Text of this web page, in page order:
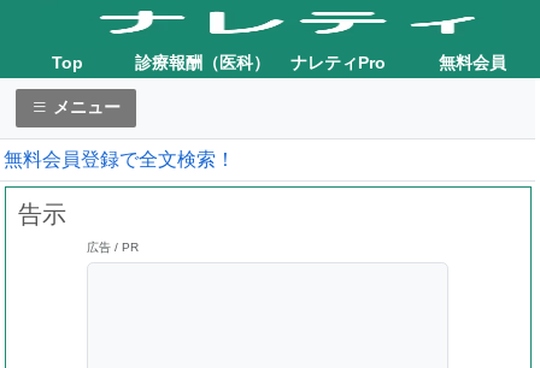
Top 診療報酬（医科） ナレティPro 無料会員
メニュー
無料会員登録で全文検索！
告示
広告 / PR